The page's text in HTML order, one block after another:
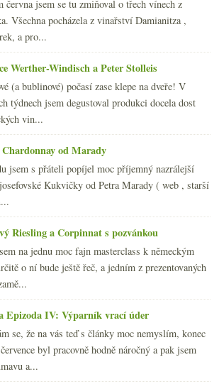
června jsem se tu zmiňoval o třech vínech z
Všechna pocházela z vinařství Damianitza ,
a pro...
Werther-Windisch a Peter Stolleis
(a bublinové) počasí zase klepe na dveře! V
týdnech jsem degustoval produkci docela dost
vin...
od Marady
jsem s přáteli popíjel moc příjemný nazrálejší
Kukvičky od Petra Marady ( web , starší
Riesling a Corpinnat s pozvánkou
na jednu moc fajn masterclass k německým
o ní bude ještě řeč, a jedním z prezentovaných
Epizoda IV: Výparník vrací úder
se, že na vás teď s články moc nemyslím, konec
byl pracovně hodně náročný a pak jsem
a...